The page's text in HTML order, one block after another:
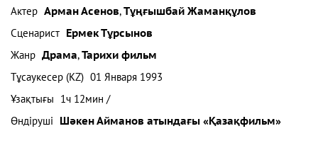
Актер Арман Асенов,Тұңғышбай Жаманқұлов
Сценарист
Ермек Тұрсынов
Жанр Драма,Тарихи фильм
Тұсаукесер (KZ) 01 Января 1993
Ұзақтығы
1ч 12мин /
Өндіруші
Шәкен Айманов атындағы «Қазақфильм»